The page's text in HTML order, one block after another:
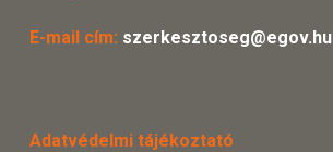
E-mail cím: szerkesztoseg@egov.hu
Adatvédelmi tájékoztató